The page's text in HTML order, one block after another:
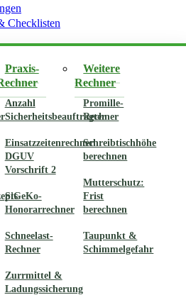
Checklisten
Praxis-
Anzahl
Sicherheitsbeauftragter
Einsatzzeitenrechner
DGUV
Vorschrift 2
SiGeKo-
Honorarrechner
Schneelast-
Rechner
Zurrmittel &
Ladungssicherung
Weitere
Rechner
Promille-
Rechner
Schreibtischhöhe
berechnen
Mutterschutz:
Frist
berechnen
Taupunkt &
Schimmelgefahr